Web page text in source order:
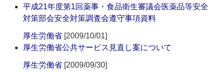
平成21年度第1回薬事・食品衛生審議会医薬品等安全
対策部会安全対策調査会遵守事項資料
厚生労働省 [2009/10/01]
厚生労働省公共サービス見直し案について
厚生労働省 [2009/09/30]